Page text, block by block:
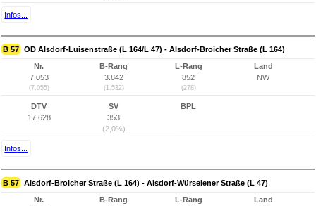
Infos...
B 57 OD Alsdorf-Luisenstraße (L 164/L 47) - Alsdorf-Broicher Straße (L 164)
Nr.
7.053
(7.055)
B-Rang
3.842
(1.532)
L-Rang
852
(278)
Land
NW
DTV
17.628
SV
353
(2,0%)
BPL
Infos...
B 57 Alsdorf-Broicher Straße (L 164) - Alsdorf-Würselener Straße (L 47)
Nr.
B-Rang
L-Rang
Land